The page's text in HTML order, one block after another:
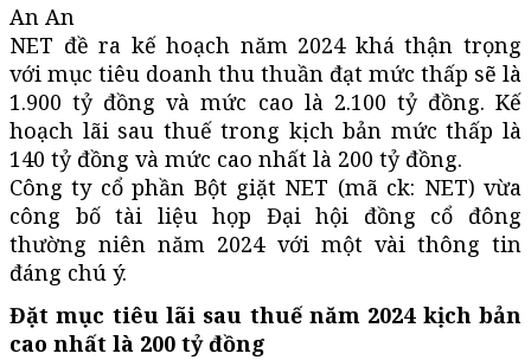
An An
NET đề ra kế hoạch năm 2024 khá thận trọng
với mục tiêu doanh thu thuần đạt mức thấp sẽ là
1.900 tỷ đồng và mức cao là 2.100 tỷ đồng. Kế
hoạch lãi sau thuế trong kịch bản mức thấp là
140 tỷ đồng và mức cao nhất là 200 tỷ đồng.
Công ty cổ phần Bột giặt NET (mã ck: NET) vừa
công bố tài liệu họp Đại hội đồng cổ đông
thường niên năm 2024 với một vài thông tin
đáng chú ý.
Đặt mục tiêu lãi sau thuế năm 2024 kịch bản
cao nhất là 200 tỷ đồng